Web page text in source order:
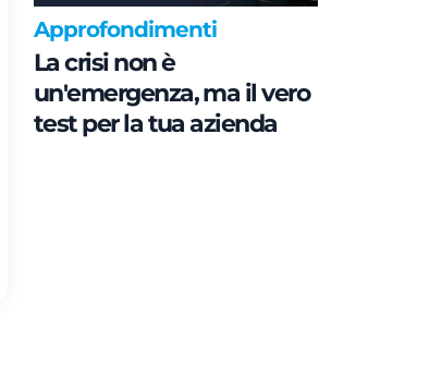
Approfondimenti
La crisi non è
un'emergenza, ma il vero
test per la tua azienda